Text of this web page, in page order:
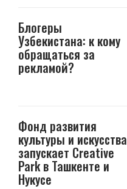
Блогеры
Узбекистана: к кому
обращаться за
рекламой?
Фонд развития
культуры и искусства
запускает Creative
Park в Ташкенте и
Нукусе